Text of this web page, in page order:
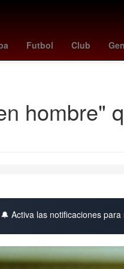
Futbol Club
Juniors Karate Kid
hombre"
🔔 Activa las notificaciones